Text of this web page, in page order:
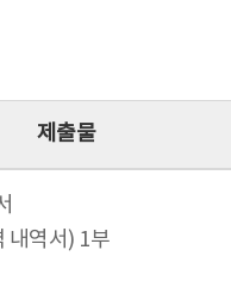
제출물
내역서) 1부